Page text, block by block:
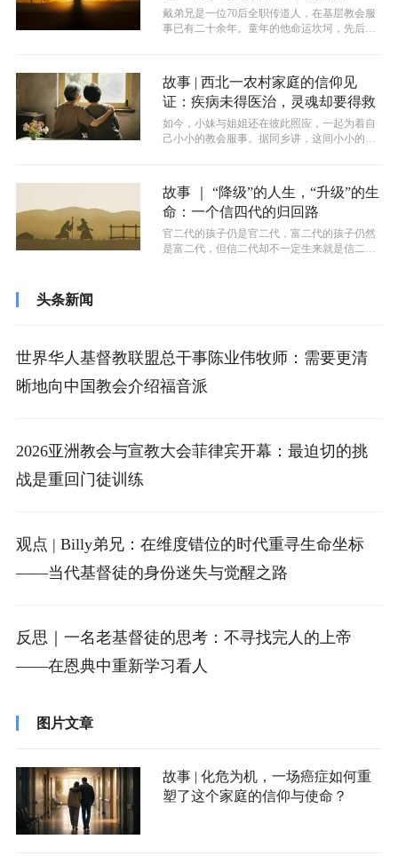
戴弟兄是一位70后全职传道人，在基层教会服
事已有二十余年。童年的他命运坎坷，先后经
故事 | 西北一农村家庭的信仰见
证：疾病未得医治，灵魂却要得救
如今，小妹与姐姐还在彼此照应，一起为着自
己小小的教会服事。据同乡讲，这间小小的聚
故事 ｜ “降级”的人生，“升级”的生
命：一个信四代的归回路
官二代的孩子仍是官二代，富二代的孩子仍然
是富二代，但信二代却不一定生来就是信二
头条新闻
世界华人基督教联盟总干事陈业伟牧师：需要更清
晰地向中国教会介绍福音派
2026亚洲教会与宣教大会菲律宾开幕：最迫切的挑
战是重回门徒训练
观点 | Billy弟兄：在维度错位的时代重寻生命坐标
——当代基督徒的身份迷失与觉醒之路
反思｜一名老基督徒的思考：不寻找完人的上帝
——在恩典中重新学习看人
图片文章
故事 | 化危为机，一场癌症如何重
塑了这个家庭的信仰与使命？